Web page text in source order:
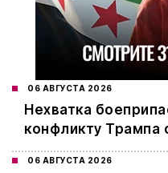
06 АВГУСТА 2026
Нехватка
конфликту
06 АВГУСТА 2026